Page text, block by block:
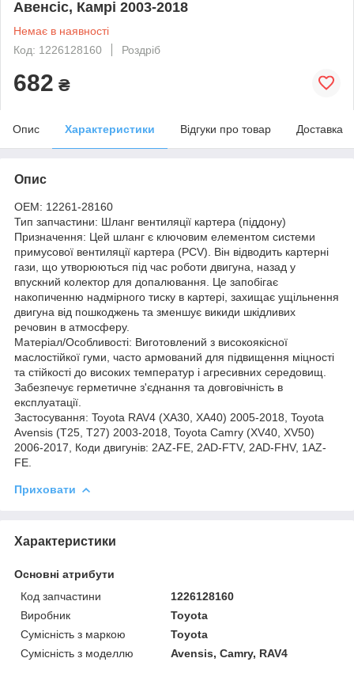
Авенсіс, Камрі 2003-2018
Немає в наявності
Код: 1226128160
Роздріб
682 ₴
Опис Характеристики Відгуки про товар Доставка
Опис
OEM: 12261-28160
Тип запчастини: Шланг вентиляції картера (піддону)
Призначення: Цей шланг є ключовим елементом системи
примусової вентиляції картера (PCV). Він відводить картерні
гази, що утворюються під час роботи двигуна, назад у
впускний колектор для допалювання. Це запобігає
накопиченню надмірного тиску в картері, захищає ущільнення
двигуна від пошкоджень та зменшує викиди шкідливих
речовин в атмосферу.
Матеріал/Особливості: Виготовлений з високоякісної
маслостійкої гуми, часто армований для підвищення міцності
та стійкості до високих температур і агресивних середовищ.
Забезпечує герметичне з'єднання та довговічність в
експлуатації.
Застосування: Toyota RAV4 (XA30, XA40) 2005-2018, Toyota
Avensis (T25, T27) 2003-2018, Toyota Camry (XV40, XV50)
2006-2017, Коди двигунів: 2AZ-FE, 2AD-FTV, 2AD-FHV, 1AZ-
FE.
Приховати
Характеристики
Основні атрибути
Код запчастини
1226128160
Виробник
Toyota
Сумісність з маркою
Toyota
Сумісність з моделлю
Avensis, Camry, RAV4